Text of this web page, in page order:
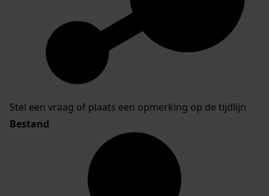
Stel een vraag of plaats een opmerking op de tijdlijn
Bestand